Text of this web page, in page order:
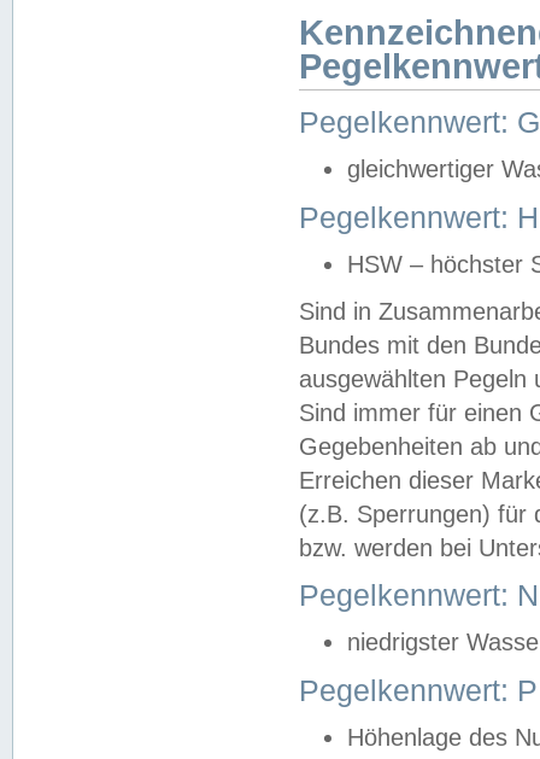
Pegelkennwert:
gleichwertiger
Pegelkennwert:
HSW – höchster
Sind in
Bundes mit den
ausgewählten
Sind immer für einen
Gegebenheiten ab
Erreichen dieser
(z.B. Sperrungen) für
bzw. werden bei
Pegelkennwert:
niedrigster
Pegelkennwert:
Höhenlage des